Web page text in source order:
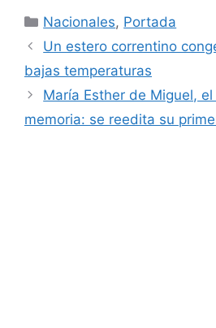
Categorías
Nacionales, Portada
Un estero correntino
bajas temperaturas
María Esther de Miguel,
memoria: se reedita su